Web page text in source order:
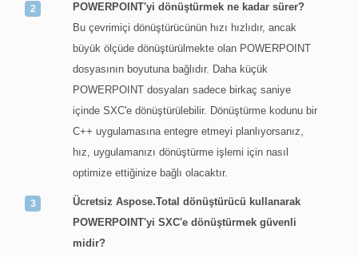
POWERPOINT'yi dönüştürmek ne kadar sürer?
Bu çevrimiçi dönüştürücünün hızı hızlıdır, ancak
büyük ölçüde dönüştürülmekte olan POWERPOINT
dosyasının boyutuna bağlıdır. Daha küçük
POWERPOINT dosyaları sadece birkaç saniye
içinde SXC'e dönüştürülebilir. Dönüştürme kodunu bir
C++ uygulamasına entegre etmeyi planlıyorsanız,
hız, uygulamanızı dönüştürme işlemi için nasıl
optimize ettiğinize bağlı olacaktır.
Ücretsiz Aspose.Total dönüştürücü kullanarak
POWERPOINT'yi SXC'e dönüştürmek güvenli
midir?